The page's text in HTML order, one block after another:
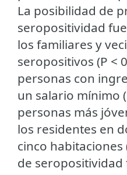
La posibilidad de
seropositividad
los familiares y
seropositivos (P <
personas con
un salario mínimo
personas más
los residentes en
cinco habitaciones
de seropositividad